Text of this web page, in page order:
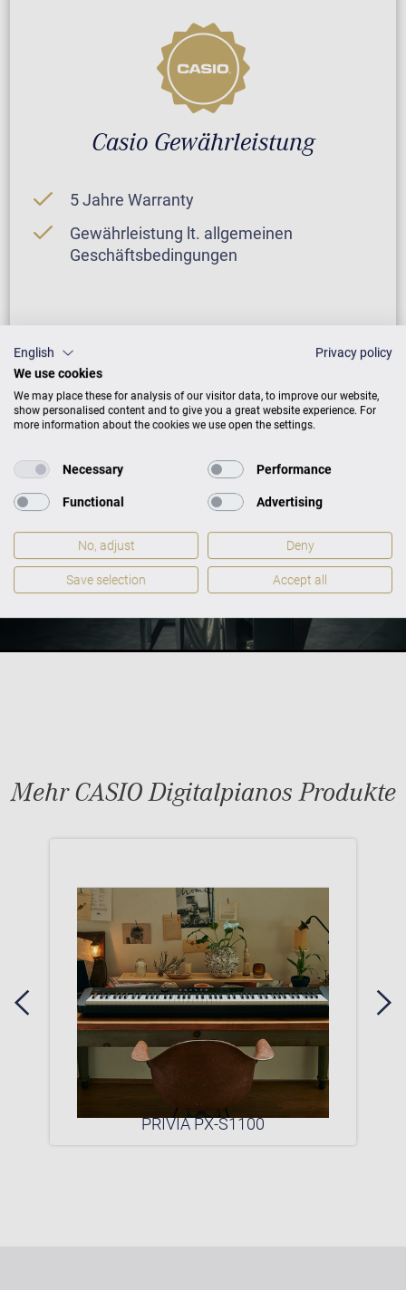
Casio Gewährleistung
5 Jahre Warranty
Gewährleistung lt. allgemeinen
Geschäftsbedingungen
Mehr CASIO Digitalpianos Produkte
PRIVIA PX-S1100
English
Privacy policy
We use cookies
We may place these for analysis of our visitor data, to improve our website,
show personalised content and to give you a great website experience. For
more information about the cookies we use open the settings.
Necessary Performance
Functional Advertising
No, adjust Deny
Save selection Accept all